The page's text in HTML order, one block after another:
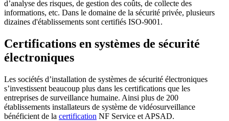
d’analyse des risques, de gestion des coûts, de collecte des
informations, etc. Dans le domaine de la sécurité privée, plusieurs
dizaines d'établissements sont certifiés ISO-9001.
Certifications en systèmes de sécurité
électroniques
Les sociétés d’installation de systèmes de sécurité électroniques
s’investissent beaucoup plus dans les certifications que les
entreprises de surveillance humaine. Ainsi plus de 200
établissements installateurs de système de vidéosurveillance
bénéficient de la certification NF Service et APSAD.